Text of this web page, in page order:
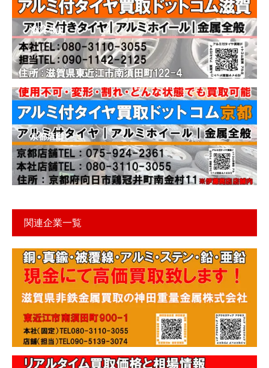
滋賀本店
京都店舗
関連企業一覧